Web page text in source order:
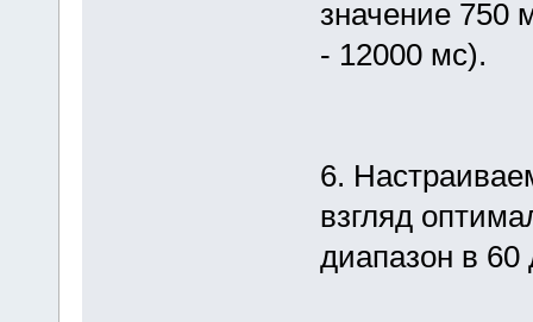
значение 750
- 12000 мс).
6.
взгляд
диапазон в 60